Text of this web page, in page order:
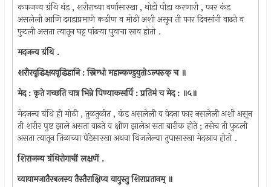
कफजन्य ग्रंथि थंड , शरीराच्या वर्णासारखा , थोडी पीडा करणारी , फार कंड
असलेली आणि दगडाप्रमाणे कठीण व मोठी अशी असून ती फार दिवसांनी वाढते व
फुटली असता त्यातून घट्ट पांढर्‍या पुवाचा स्राव होतो .
मदजन्य ग्रंथि .
शरीरवृद्धिक्षयवृद्धिहानि : स्निग्धो महान्कण्डुयुतोऽल्परुक्‌ च ॥
मेद : कृते गच्छति चात्र भिन्ने पिण्याकसर्पि : प्रतिमं च मेद : ॥५॥
मेदजन्य ग्रंथि ही मोठी , तुळतुळीत , कंड असलेली व वेदना फार नसलेली अशी असून
ती शरीर पुष्ट झाले असता वाढते व क्षीण झालेअ सता बारीक होते ; तसेच ती फुटली
असता त्यातून तिळाच्या पेंडेसारखा अथवा थिजलेल्या तुपासारखा मेदस्राव होतो .
शिराजन्य ग्रंथिरोगाचीं लक्षणें .
व्यायामजातैरबलस्य तैस्तैराक्षिप्य वायुस्तु शिराप्रतानम्‌ ॥